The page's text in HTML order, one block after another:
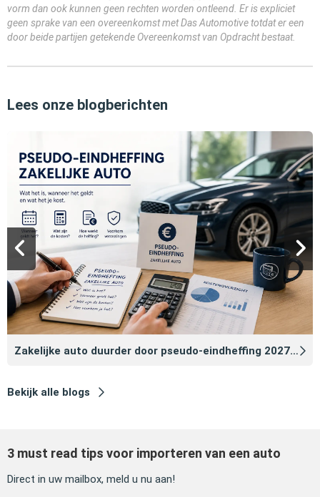
vorm dan ook kunnen geen rechten worden ontleend. Er is expliciet
geen sprake van een overeenkomst met Das Automotive totdat er een
door beide partijen getekende Overeenkomst van Opdracht bestaat.
Lees onze blogberichten
Zakelijke auto duurder door pseudo‑eindheffing 2027: zo voorkomt u dat
Bekijk alle blogs
3 must read tips voor importeren van een auto
Direct in uw mailbox, meld u nu aan!